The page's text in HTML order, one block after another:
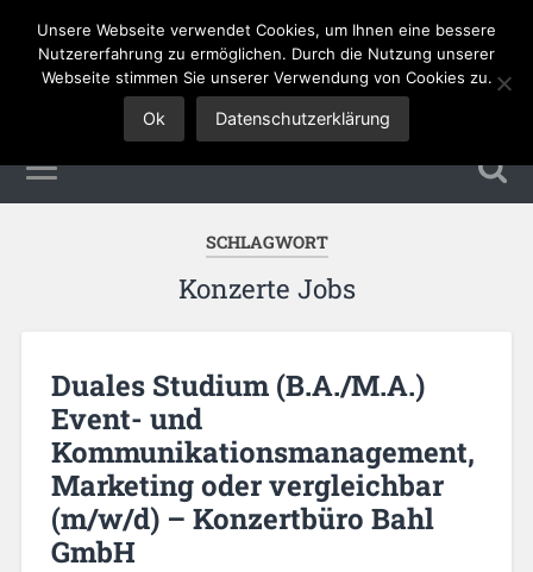
Tourismus Jobs
SCHLAGWORT
Konzerte Jobs
Duales Studium (B.A./M.A.)
Event- und
Kommunikationsmanagement,
Marketing oder vergleichbar
(m/w/d) – Konzertbüro Bahl
GmbH
Unsere Webseite verwendet Cookies, um Ihnen eine bessere
Nutzererfahrung zu ermöglichen. Durch die Nutzung unserer
Webseite stimmen Sie unserer Verwendung von Cookies zu.
Ok Datenschutzerklärung